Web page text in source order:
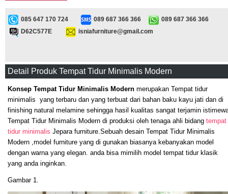
085 647 170 724 089 687 366 366
089 687 366 366
D62C577E
isniafurniture@gmail.com
Detail Produk Tempat Tidur Minimalis Modern
Konsep Tempat Tidur Minimalis Modern merupakan Tempat tidur
minimalis yang terbaru dan yang terbuat dari bahan baku kayu jati dan di
finishing natural melamine sehingga hasil kualitas sangat terjamin
Tempat Tidur Minimalis Modern di produksi oleh tenaga ahli bidang tempat
tidur minimalis Jepara furniture.Sebuah desain Tempat Tidur Minimalis
Modern ,model furniture yang di gunakan biasanya kebanyakan model
dengan warna yang elegan. anda bisa mimilih model tempat tidur klasik
yang anda inginkan.
Gambar 1.